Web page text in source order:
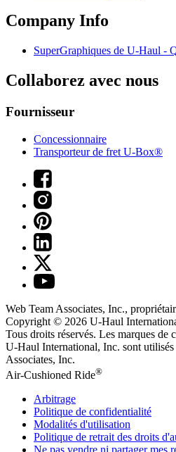
Company Info
SuperGraphiques de U-Haul -
Collaborez avec nous
Fournisseur
Concessionnaire
Transporteur de fret U-Box®
Web Team Associates, Inc.,
Copyright © 2026 U-Haul
Tous droits réservés. Les marques de
U-Haul International, Inc. sont utilisés
Associates, Inc.
Air-Cushioned Ride®
Arbitrage
Politique de confidentialité
Modalités d'utilisation
Politique de retrait des droits